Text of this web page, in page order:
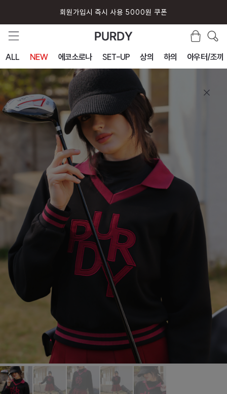
회원가입시 즉시 사용 5000원 쿠폰
ALL NEW 에코소로나 SET-UP 상의 하의 아우터/조끼